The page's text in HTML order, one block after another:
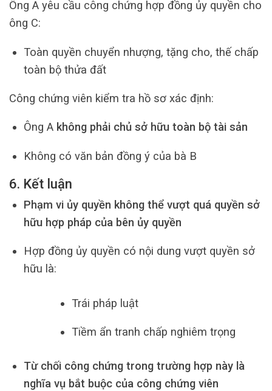
Ông A yêu cầu công chứng hợp đồng ủy quyền cho
ông C:
Toàn quyền chuyển nhượng, tặng cho, thế chấp
toàn bộ thửa đất
Công chứng viên kiểm tra hồ sơ xác định:
Ông A không phải chủ sở hữu toàn bộ tài sản
Không có văn bản đồng ý của bà B
6. Kết luận
Phạm vi ủy quyền không thể vượt quá quyền sở
hữu hợp pháp của bên ủy quyền
Hợp đồng ủy quyền có nội dung vượt quyền sở
hữu là:
Trái pháp luật
Tiềm ẩn tranh chấp nghiêm trọng
Từ chối công chứng trong trường hợp này là
nghĩa vụ bắt buộc của công chứng viên